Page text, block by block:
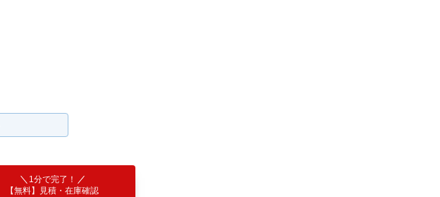
1分で完了！
【無料】見積・在庫確認